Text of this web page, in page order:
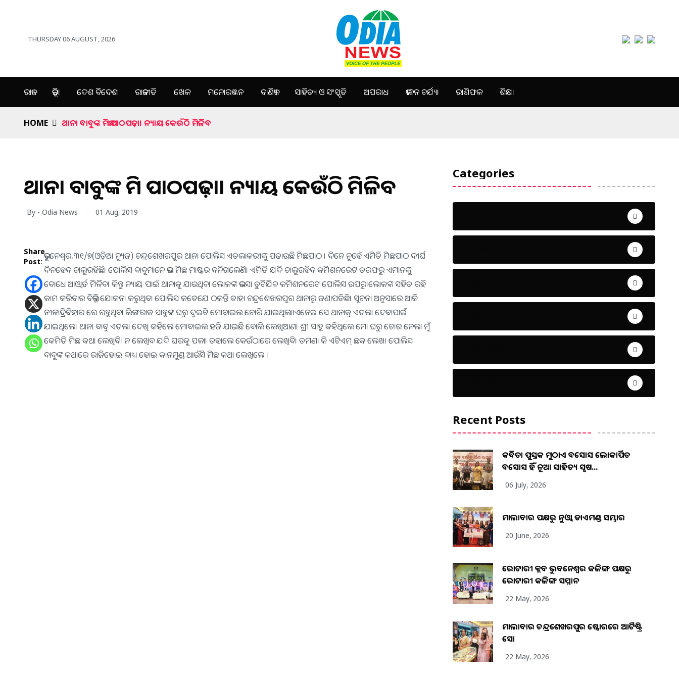
THURSDAY 06 AUGUST, 2026
ରାଜ୍ୟ ଜିଲ୍ଲା ଦେଶ ବିଦେଶ ରାଜନୀତି ଖେଳ ମନୋରଞ୍ଜନ ବାଣିଜ୍ୟ ସାହିତ୍ୟ ଓ ସଂସ୍କୃତି ଅପରାଧ ଜୀବନ ଚର୍ଯ୍ୟା ରାଶିଫଳ ଶିକ୍ଷା
HOME ଥାନା ବାବୁଙ୍କ ମିଛ ପାଠପଢ଼ା। ନ୍ୟାୟ କେଉଁଠି ମିଳିବ
ଥାନା ବାବୁଙ୍କ ମିଛ ପାଠପଢ଼ା। ନ୍ୟାୟ କେଉଁଠି ମିଳିବ
By - Odia News 01 Aug, 2019
Share
Post:
ଭୁବନେଶ୍ବର,୩୧/୭(ଓଡ଼ିଆ ନ୍ୟୁଜ) ଚନ୍ଦ୍ରଶେଖରପୁର ଥାନା ପୋଲିସ ଏତଲାକରୀଙ୍କୁ ପଢାଉଛି ମିଛପାଠ । ଦିନେ ନୁହେଁ ଏମିତି ମିଛପାଠ ଦୀର୍ଘ
ଦିନହେବ ଚାଲୁରହିଛି। ପୋଲିସ ବାବୁମାନେ ଭଲ ମିଛ ମାଷ୍ଟର ବନିଗଲେଣି। ଏମିତି ଯଦି ଚାଲୁରହିବ କମିଶନରେଟ ତରଫରୁ ଏମାନଙ୍କୁ
ବୋଧେ ଆଓ୍ବାର୍ଡ ମିଳିବ। କିନ୍ତୁ ନ୍ୟାୟ ପାଇଁ ଥାନାକୁ ଯାଉଥିବା ଲୋକଙ୍କ ଭରସା ତୁଟିଯିବ କମିଶନରେଟ ପୋଲିସ ଉପରୁ।ଲୋକଙ୍କ ସହିତ ରହି
କାମ କରିବାର ବିଭିନ୍ନ ଯୋଜନା କରୁଥିବା ପୋଲିସ କତେଯେ ଠକନ୍ତି ତାହା ଚନ୍ଦ୍ରଶେଖରପୁର ଥାନାରୁ ଜଣାପଡିଛି। ସୂଚନା ଅନୁସାରେ ଆଜି
ନୀଳାଦ୍ରିବିହାର ରେ ରହୁଥିବା ଲିଙ୍ଗରାଜ ସାହୁଙ୍କ ଘରୁ ଦୁଇଟି ମୋବାଇଲ ଚୋରି ଯାଇଥିଲା।ଏନେଇ ସେ ଥାନାକୁ ଏତଲା ଦେବାପାଇଁ
ଯାଇଥିଲେ। ଥାନା ବାବୁ ଏତଲା ଦେଖି କହିଲେ ମୋବାଇଲ ହଜି ଯାଇଛି ବୋଲି ଲେଖିଆଣ। ଶ୍ରୀ ସାହୁ କହିଥିଲେ ମୋ ଘରୁ ଚୋର ନେଲା ମୁଁ
କେମିତି ମିଛ କଥା ଲେଖିବି। ନ ଲେଖିବ ଯଦି ଘରକୁ ପଳା। ତହାଲେ କେଉଁଠାରେ ଲେଖିବି। ଡମଣା କି ଏଟିଏମ୍ ଛକ ଲେଖ। ପୋଲିସ
ବାବୁଙ୍କ କଥାରେ ରାଜିହୋଇ ବାଧ୍ୟ ହୋଇ କାନମୁଣ୍ଡ ଆଉଁସି ମିଛ କଥା ଲେଖିଲେ ।
Categories
Recent Posts
କବିତା ପୁସ୍ତକ ମୁଠାଏ ଅବସୋସ ଲୋକାର୍ପିତ
ଅବସୋସ ହିଁ ନୂଆ ସାହିତ୍ୟ ସୃଷ...
06 July, 2026
ମାଲାବାର ପକ୍ଷରୁ ନୁଓ୍ବା ଡାଏମଣ୍ଡ ସମ୍ଭାର
20 June, 2026
ରୋଟାରୀ କ୍ଲବ ଭୁବନେଶ୍ୱର କଳିଙ୍ଗ ପକ୍ଷରୁ
ରୋଟାରୀ କଳିଙ୍ଗ ସମ୍ମାନ
22 May, 2026
ମାଲାବାର ଚନ୍ଦ୍ରଶେଖରପୁର ଷ୍ଟୋରରେ ଆର୍ଟିଷ୍ଟ୍ରି
ସୋ
22 May, 2026